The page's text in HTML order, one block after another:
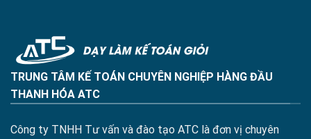
TRUNG TÂM KẾ TOÁN CHUYÊN NGHIỆP HÀNG ĐẦU
THANH HÓA ATC
Công ty TNHH Tư vấn và đào tạo ATC là đơn vị chuyên